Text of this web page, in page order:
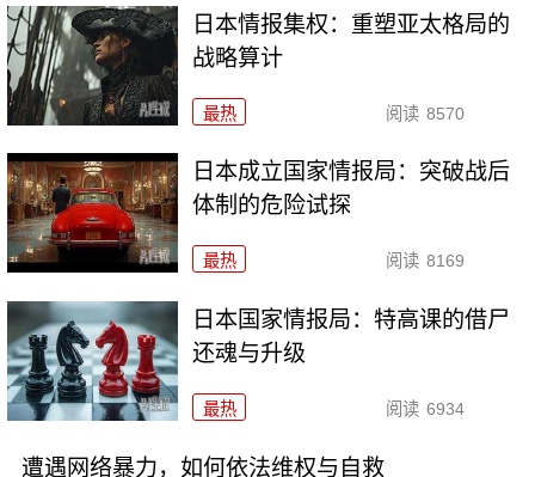
日本情报集权：重塑亚太格局的
战略算计
最热 阅读 8570
日本成立国家情报局：突破战后
体制的危险试探
最热 阅读 8169
日本国家情报局：特高课的借尸
还魂与升级
最热 阅读 6934
遭遇网络暴力，如何依法维权与自救